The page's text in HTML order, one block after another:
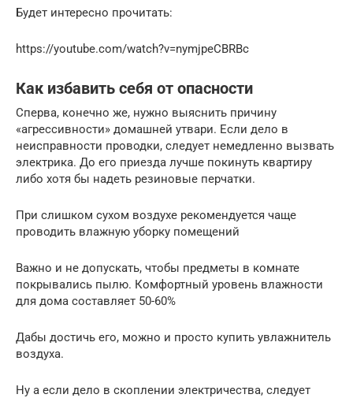
Будет интересно прочитать:
https://youtube.com/watch?v=nymjpeCBRBc
Как избавить себя от опасности
Сперва, конечно же, нужно выяснить причину
«агрессивности» домашней утвари. Если дело в
неисправности проводки, следует немедленно вызвать
электрика. До его приезда лучше покинуть квартиру
либо хотя бы надеть резиновые перчатки.
При слишком сухом воздухе рекомендуется чаще
проводить влажную уборку помещений
Важно и не допускать, чтобы предметы в комнате
покрывались пылю. Комфортный уровень влажности
для дома составляет 50-60%
Дабы достичь его, можно и просто купить увлажнитель
воздуха.
Ну а если дело в скоплении электричества, следует